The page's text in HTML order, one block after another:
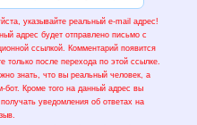
указывайте реальный e-mail адрес!
адрес будет отправлено письмо с
ссылкой. Комментарий появится
только после перехода по этой ссылке.
знать, что вы реальный человек, а
бот. Кроме того на данный адрес вы
уведомления об ответах на